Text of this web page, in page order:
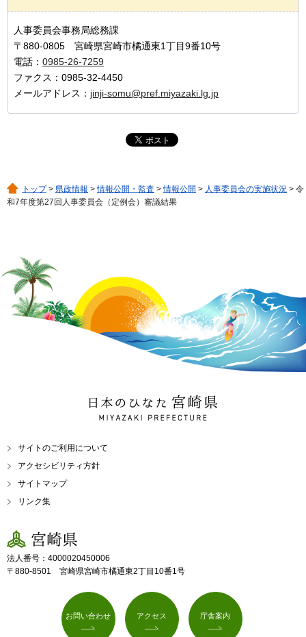
人事委員会事務局総務課
〒880-0805 宮崎県宮崎市橘通東1丁目9番10号
電話： 0985-26-7259
ファクス：0985-32-4450
メールアドレス： jinji-somu@pref.miyazaki.lg.jp
トップ> 県政情報 >情報公開・監査 >情報公開 > 人事委員会の実施状況 > 令
和7年度第27回人事委員会（定例会）審議結果
日本のひなた 宮崎県
MIYAZAKI PREFECTURE
サイトのご利用について
アクセシビリティ方針
サイトマップ
リンク集
宮崎県
法人番号：4000020450006
〒880-8501 宮崎県宮崎市橘通東2丁目10番1号
お問い合わせ アクセス 庁舎案内